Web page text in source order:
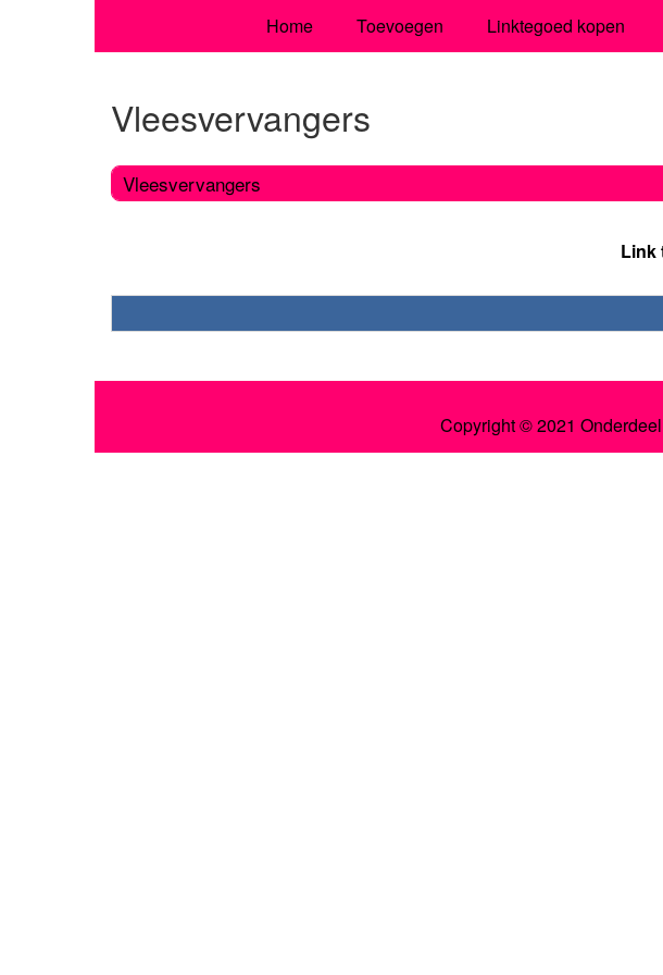
Home Toevoegen Linktegoed kopen
Vleesvervangers
Vleesvervangers
Link
Copyright © 2021